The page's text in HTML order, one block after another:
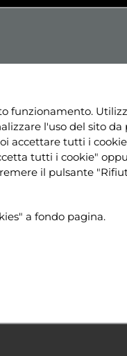
PROGETTI
funzionamento.
l'uso del sito
accettare tutti i
tutti i cookie"
il pulsante
a fondo pagina.